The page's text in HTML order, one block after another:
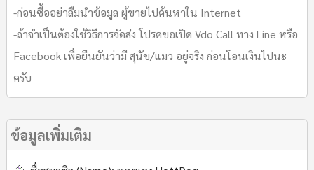
-ก่อนซื้ออย่าลืมนำข้อมูล ผู้ขายไปค้นหาใน Internet
-ถ้าจำเป็นต้องใช้วิธีการจัดส่ง โปรดขอเปิด Vdo Call ทาง Line หรือ
Facebook เพื่อยืนยันว่ามี สุนัข/แมว อยู่จริง ก่อนโอนเงินไปนะ
ครับ
ข้อมูลเพิ่มเติม